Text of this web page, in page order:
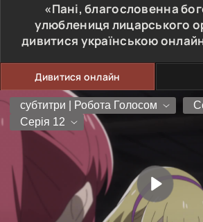
«Пані, благословенна
улюблениця лицарського
дивитися українською
Дивитися онлайн